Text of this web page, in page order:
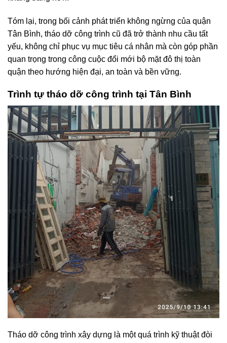
Tóm lại, trong bối cảnh phát triển không ngừng của quận
Tân Bình, tháo dỡ công trình cũ đã trở thành nhu cầu tất
yếu, không chỉ phục vụ mục tiêu cá nhân mà còn góp phần
quan trọng trong công cuộc đổi mới bộ mặt đô thị toàn
quận theo hướng hiện đại, an toàn và bền vững.
Trình tự tháo dỡ công trình tại Tân Bình
Tháo dỡ công trình xây dựng là một quá trình kỹ thuật đòi